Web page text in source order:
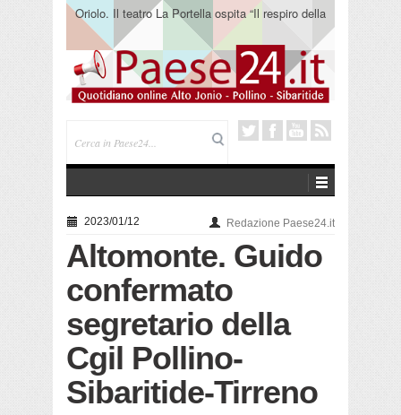
Oriolo. Il teatro La Portella ospita “Il respiro della
terra” del collettivo 365
2023/01/12 Redazione Paese24.it
Altomonte. Guido
confermato
segretario della
Cgil Pollino-
Sibaritide-Tirreno